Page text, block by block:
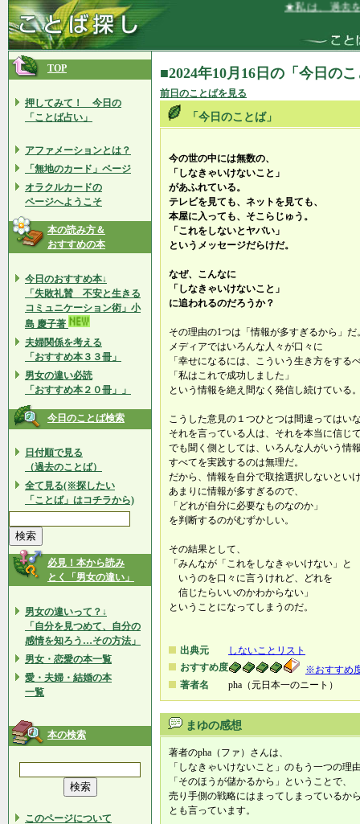
★私は、過去を
TOP
押してみて！ 今日の
「ことば占い」
アファメーションとは？
「無地のカード」ページ
オラクルカードの
ページへようこそ
本の読み方＆
おすすめの本
今日のおすすめ本↓
「失敗礼賛 不安と生きる
コミュニケーション術」小
島 慶子著
夫婦関係を考える
「おすすめ本３３冊」
男女の違い必読
「おすすめ本２０冊」」
今日のことば検索
日付順で見る
（過去のことば）
全て見る(※探したい
「ことば」はコチラから)
必見！本から読み
とく「男女の違い」
男女の違いって？↓
「自分を見つめて、自分の
感情を知ろう…その方法」
男女・恋愛の本一覧
愛・夫婦・結婚の本
一覧
本の検索
このページについて
■2024年10月16日の「今日の
前日のことばを見る
「今日のことば」
今の世の中には無数の、
「しなきゃいけないこと」
があふれている。
テレビを見ても、ネットを見ても、
本屋に入っても、そこらじゅう。
「これをしないとヤバい」
というメッセージだらけだ。
なぜ、こんなに
「しなきゃいけないこと」
に追われるのだろうか？
その理由の1つは「情報が多すぎるから」だ
メディアではいろんな人々が口々に
「幸せになるには、こういう生き方をする
「私はこれで成功しました」
という情報を絶え間なく発信し続けている
こうした意見の１つひとつは間違ってはい
それを言っている人は、それを本当に信じ
でも聞く側としては、いろんな人がいう情
すべてを実践するのは無理だ。
だから、情報を自分で取捨選択しないとい
あまりに情報が多すぎるので、
「どれが自分に必要なものなのか」
を判断するのがむずかしい。
その結果として、
「みんなが「これをしなきゃいけない」と
いうのを口々に言うけれど、どれを
信じたらいいのかわからない」
ということになってしまうのだ。
出典元
しないことリスト
おすすめ度
※おすすめ
著者名
pha（元日本一のニート）
まゆの感想
著者のpha（ファ）さんは、
「しなきゃいけないこと」のもう一つの理
「そのほうが儲かるから」ということで、
売り手側の戦略にはまってしまっているか
とも言っています。